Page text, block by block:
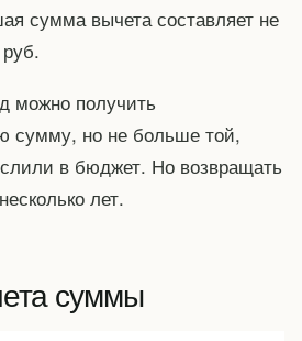
сумма вычета составляет не
можно получить
сумму, но не больше той,
в бюджет. Но возвращать
лет.
суммы